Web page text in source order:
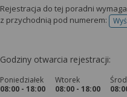
Rejestracja do tej poradni
z przychodnią pod numerem:
Godziny otwarcia rejestracji:
Poniedziałek
08:00 - 18:00
Wtorek
08:00 - 18:00